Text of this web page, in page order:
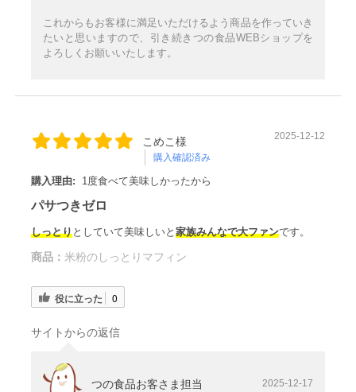
これからもお客様に満足いただけるよう商品を作っていき
たいと思いますので、引き続きつの食品WEBショップを
よろしくお願いいたします。
こめこ様
購入確認済み
2025-12-12
購入理由: 1度食べて美味しかったから
パサつきゼロ
しっとりとしていて美味しいと 家族みんなで大ファンです。
商品： 米粉のしっとりマフィン
役に立った 0
サイトからの返信
つの食品お客さま担当 2025-12-17